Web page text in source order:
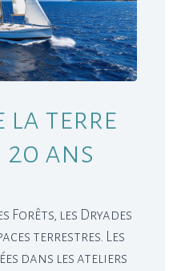
la terre
ans
Forêts, les Dryades
terrestres. Les
dans les ateliers